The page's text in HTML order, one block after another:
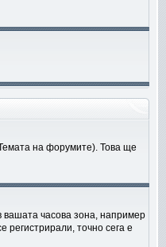
на форумите). Това ще
вашата часова зона, например
точно сега е